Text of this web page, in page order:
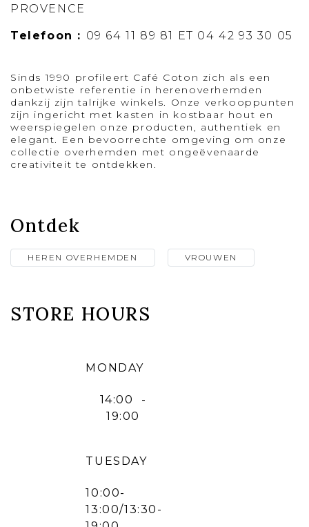
PROVENCE
Telefoon : 09 64 11 89 81 ET 04 42 93 30 05
Sinds 1990 profileert Café Coton zich als een
onbetwiste referentie in herenoverhemden
dankzij zijn talrijke winkels. Onze verkooppunten
zijn ingericht met kasten in kostbaar hout en
weerspiegelen onze producten, authentiek en
elegant. Een bevoorrechte omgeving om onze
collectie overhemden met ongeëvenaarde
creativiteit te ontdekken.
Ontdek
HEREN OVERHEMDEN VROUWEN
STORE HOURS
MONDAY
14:00 -
19:00
TUESDAY
10:00-
13:00/13:30-